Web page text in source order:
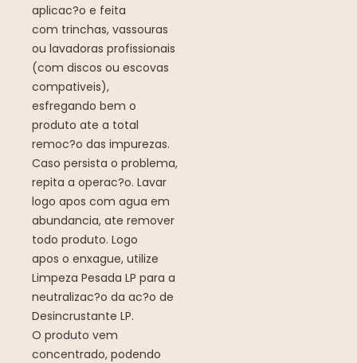
aplicac?o e feita
com trinchas, vassouras
ou lavadoras profissionais
(com discos ou escovas
compativeis),
esfregando bem o
produto ate a total
remoc?o das impurezas.
Caso persista o problema,
repita a operac?o. Lavar
logo apos com agua em
abundancia, ate remover
todo produto. Logo
apos o enxague, utilize
Limpeza Pesada LP para a
neutralizac?o da ac?o de
Desincrustante LP.
O produto vem
concentrado, podendo